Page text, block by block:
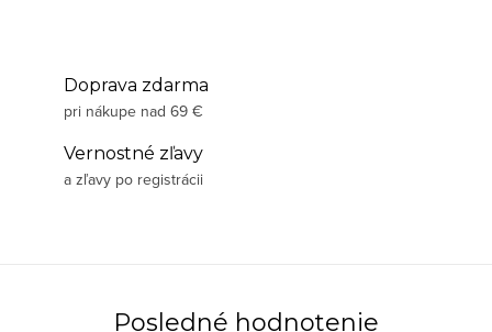
Doprava zdarma
pri nákupe nad 69 €
Vernostné zľavy
a zľavy po registrácii
Posledné hodnotenie